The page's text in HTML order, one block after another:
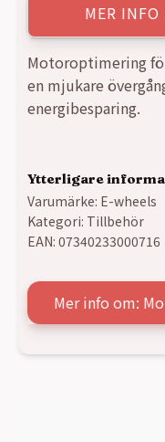
MER INFO
Motoroptimering
en mjukare
energibesparing.
Ytterligare
Varumärke: E-wheels
Kategori: Tillbehör
EAN: 07340233000716
Mer info om: